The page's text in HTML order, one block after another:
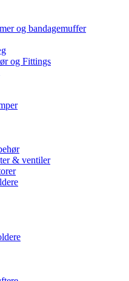
og bandagemuffer
og Fittings
& ventiler